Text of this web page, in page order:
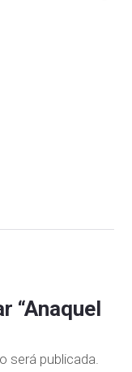
“Anaquel
será publicada.